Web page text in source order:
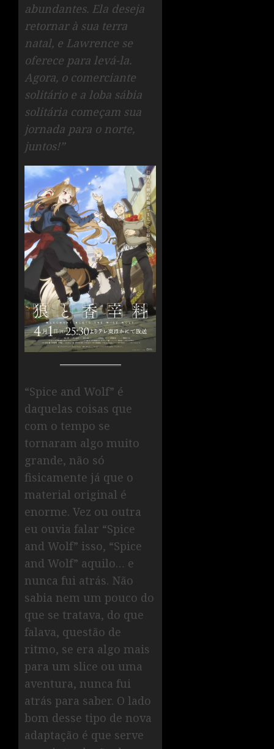
abundantes. Ela deseja
retornar à sua terra
natal, e Lawrence se
oferece para levá-la.
Agora, o comerciante
solitário e a loba sábia
solitária começam sua
jornada para o norte,
juntos!”
“Spice and Wolf” é
daquelas coisas que
com o tempo se
tornaram algo muito
grande, não só
fisicamente já que o
material original é
enorme. Vez ou outra
eu ouvia falar “Spice
and Wolf” isso, “Spice
and Wolf” aquilo… e
nunca fui atrás. Não
sabia nem um pouco do
que se tratava, do que
falava, questão de
ritmo, se era algo mais
para um slice ou uma
aventura, nunca fui
atrás para saber. O lado
bom desse tipo de nova
adaptação é que serve